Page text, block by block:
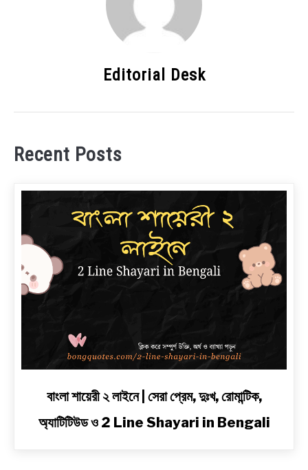
Editorial Desk
Recent Posts
বাংলা শায়েরী ২ লাইনে | সেরা প্রেম, দুঃখ, রোমান্টিক,
অ্যাটিটিউড ও 2 Line Shayari in Bengali